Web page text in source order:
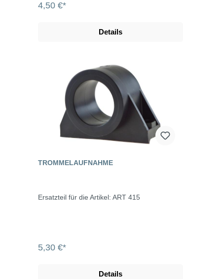
4,50 €*
Details
TROMMELAUFNAHME
Ersatzteil für die Artikel: ART 415
5,30 €*
Details